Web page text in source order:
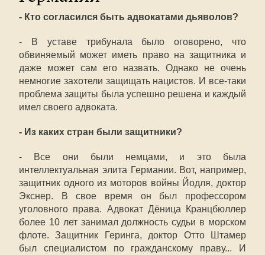
- Кто согласился быть адвокатами дьяволов?
- В уставе трибунала было оговорено, что
обвиняемый может иметь право на защитника и
даже может сам его назвать. Однако не очень
немногие захотели защищать нацистов. И все-таки
проблема защиты была успешно решена и каждый
имел своего адвоката.
- Из каких стран были защитники?
- Все они были немцами, и это была
интеллектуальная элита Германии. Вот, например,
защитник одного из моторов войны Йодля, доктор
Экснер. В свое время он был профессором
уголовного права. Адвокат Дёница Кранцбюллер
более 10 лет занимал должность судьи в морском
флоте. Защитник Геринга, доктор Отто Штамер
был специалистом по гражданскому праву... И